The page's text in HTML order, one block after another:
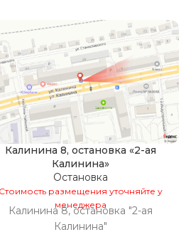
Калинина 8, остановка «2-ая
Калинина»
Остановка
Стоимость размещения уточняйте у
менеджера
Калинина 8, остановка "2-ая
Калинина"